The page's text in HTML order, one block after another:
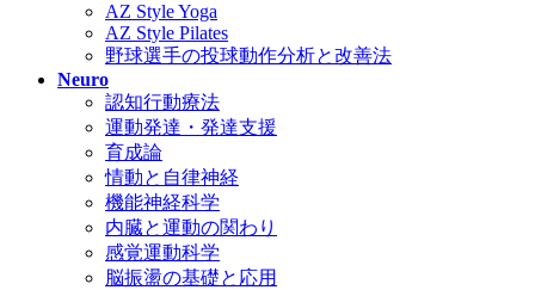
AZ Style Yoga
AZ Style Pilates
野球選手の投球動作分析と改善法
Neuro
認知行動療法
運動発達・発達支援
育成論
情動と自律神経
機能神経科学
内臓と運動の関わり
感覚運動科学
脳振盪の基礎と応用